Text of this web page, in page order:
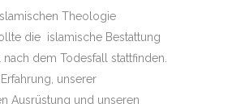
Theologie
die islamische Bestattung
dem Todesfall stattfinden.
unserer
Ausrüstung und unseren